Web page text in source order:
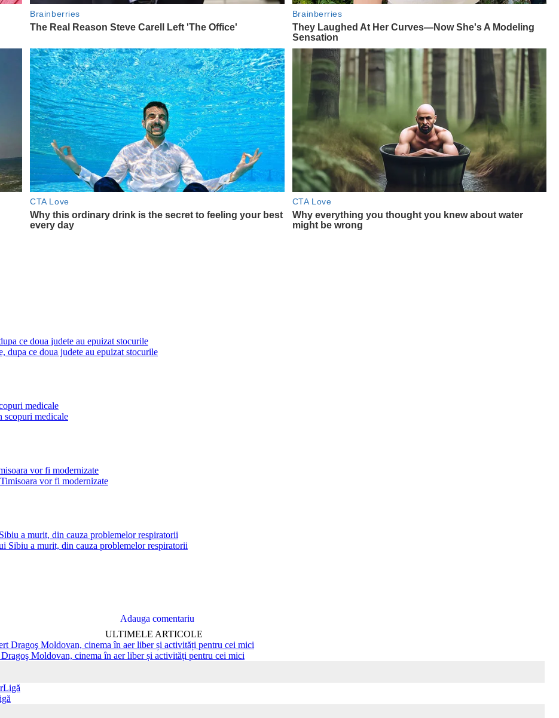
ce doua judete au epuizat stocurile
medicale
vor fi modernizate
a murit, din cauza problemelor respiratorii
Adauga comentariu
ULTIMELE ARTICOLE
Moldovan, cinema în aer liber și activități pentru cei mici